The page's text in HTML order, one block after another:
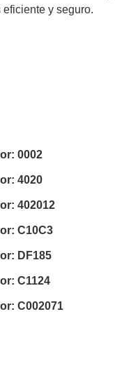
y seguro.
0002
4020
402012
C10C3
DF185
C1124
C002071